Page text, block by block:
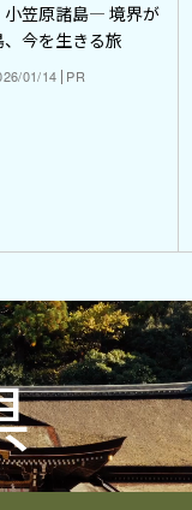
小笠原諸島― 境界が
今を生きる旅
01/14 PR